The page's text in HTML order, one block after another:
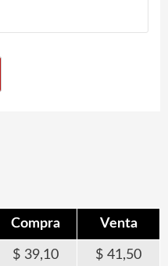
Compra Venta
39,10 41,50